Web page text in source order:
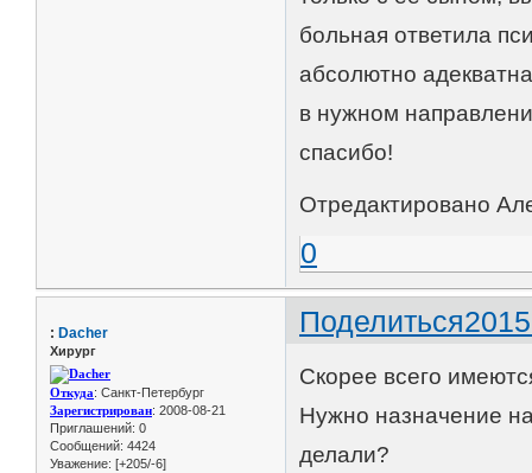
больная ответила
абсолютно
в нужном
спасибо!
Отредактировано
0
Поделиться
: Dacher
Хирург
Откуда: Санкт-Петербург
Зарегистрирован: 2008-08-21
Приглашений: 0
Сообщений: 4424
Уважение: [+205/-6]
Скорее всего
Нужно назначение
делали?